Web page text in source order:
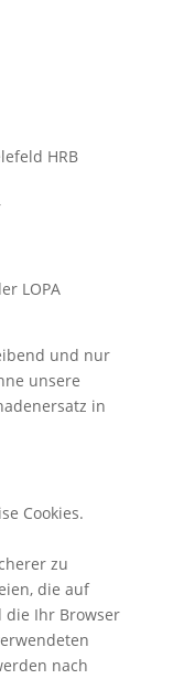
HRB
LOPA
und nur
unsere
in
Cookies.
zu
die auf
die Ihr Browser
nach